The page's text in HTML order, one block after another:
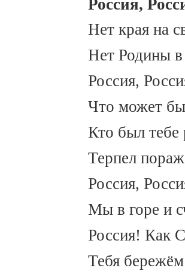
Россия,
Нет края на
Нет Родины в
Россия,
Что может
Кто был тебе
Терпел
Россия,
Мы в горе и
Россия! Как
Тебя